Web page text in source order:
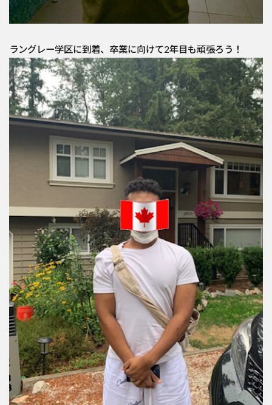
ラングレー学区に到着、卒業に向けて2年目も頑張ろう！